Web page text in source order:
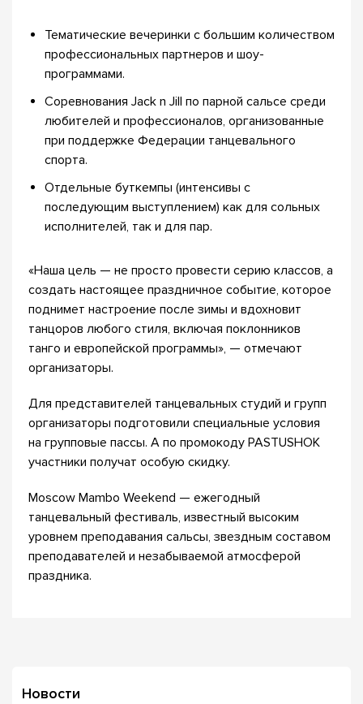
Тематические вечеринки с большим количеством
профессиональных партнеров и шоу-
программами.
Соревнования Jack n Jill по парной сальсе среди
любителей и профессионалов, организованные
при поддержке Федерации танцевального
спорта.
Отдельные буткемпы (интенсивы с
последующим выступлением) как для сольных
исполнителей, так и для пар.
«Наша цель — не просто провести серию классов, а
создать настоящее праздничное событие, которое
поднимет настроение после зимы и вдохновит
танцоров любого стиля, включая поклонников
танго и европейской программы», — отмечают
организаторы.
Для представителей танцевальных студий и групп
организаторы подготовили специальные условия
на групповые пассы. А по промокоду PASTUSHOK
участники получат особую скидку.
Moscow Mambo Weekend — ежегодный
танцевальный фестиваль, известный высоким
уровнем преподавания сальсы, звездным составом
преподавателей и незабываемой атмосферой
праздника.
Новости